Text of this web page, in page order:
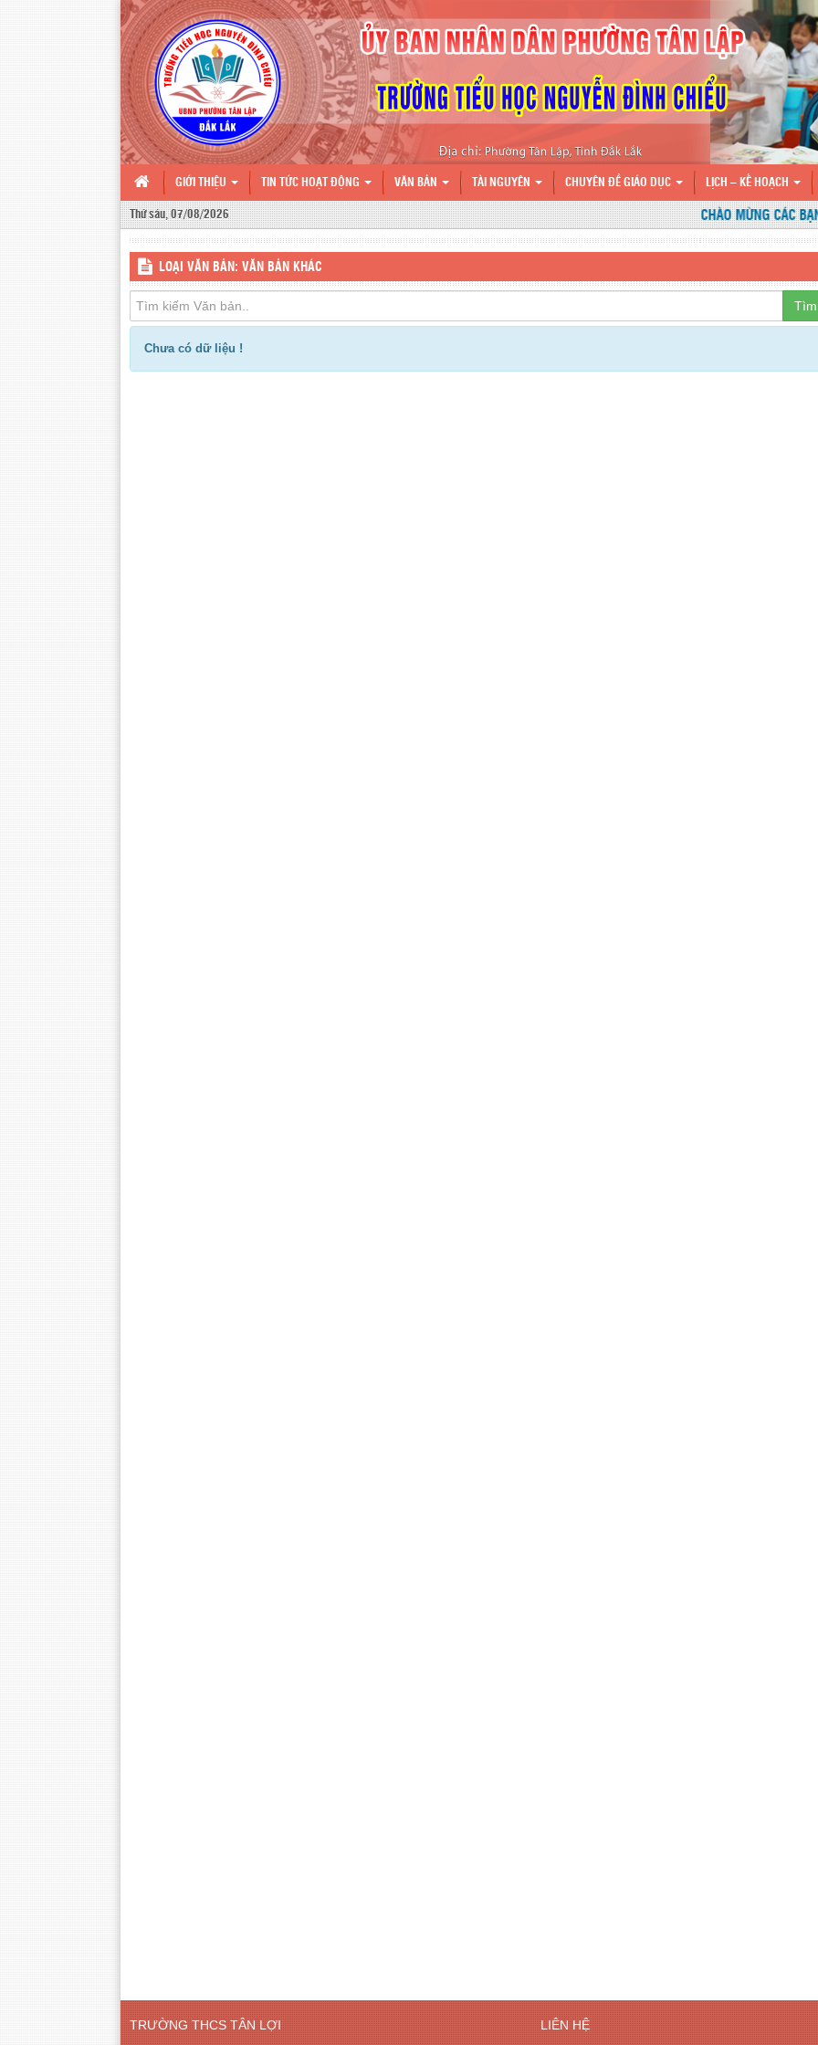
GIỚI THIỆU TIN TỨC HOẠT ĐỘNG VĂN BẢN TÀI NGUYÊN CHUYÊN ĐỀ GIÁO DỤC LỊCH – KẾ HOẠCH
Thứ sáu, 07/08/2026 CHÀO MỪNG CÁC BẠN
LOẠI VĂN BẢN: VĂN BẢN KHÁC
Chưa có dữ liệu !
TRƯỜNG THCS TÂN LỢI LIÊN HỆ